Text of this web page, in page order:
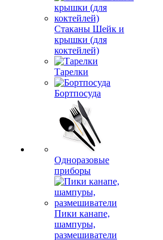
Стаканы Шейк и
крышки (для
коктейлей)
Тарелки
Бортпосуда
Одноразовые
приборы
Пики канапе,
шампуры,
размешиватели